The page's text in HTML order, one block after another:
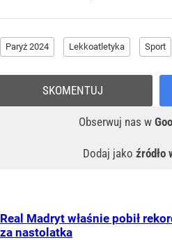
Paryż 2024 Lekkoatletyka Sport
Obserwuj nas w
Dodaj jako źródło
SKOMENTUJ
Real Madryt właśnie pobił
za nastolatka